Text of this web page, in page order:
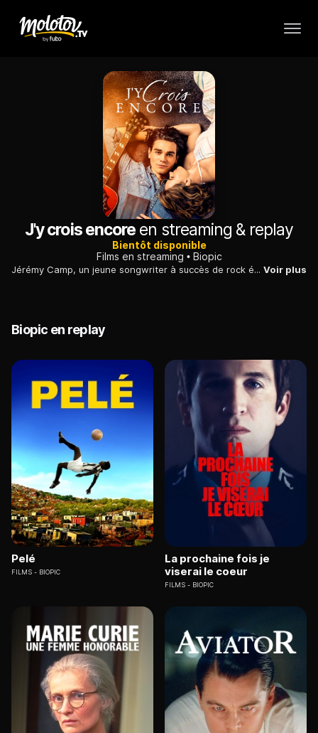
J'y crois encore en streaming & replay
Bientôt disponible
Films en streaming
Biopic
Jérémy Camp, un jeune songwriter à succès de rock évangélique chrétien, épouse et soutient son amour de jeunesse atteinte d'un mal incurable. Voir plus
Biopic en replay
Pelé
FILMS BIOPIC
La prochaine fois je
viserai le coeur
FILMS BIOPIC